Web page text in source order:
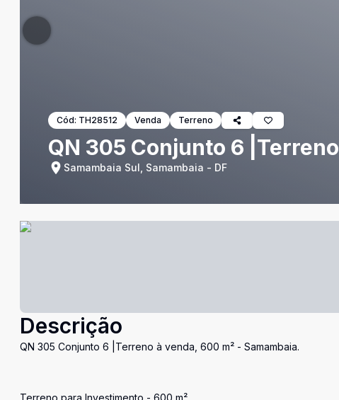
Cód: TH28512 Venda Terreno
QN 305 Conjunto 6
Samambaia Sul, Samambaia - DF
Descrição
QN 305 Conjunto 6 |Terreno à venda, 600 m² - Samambaia.
Terreno para Investimento - 600 m²